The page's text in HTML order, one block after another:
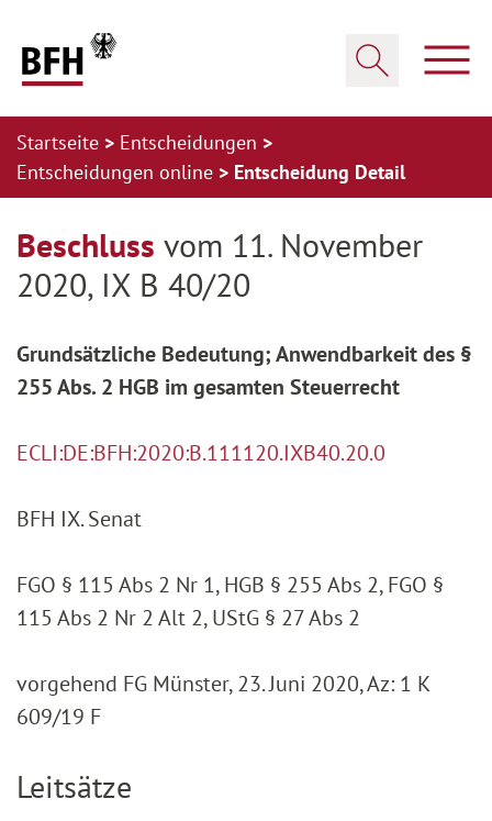
Startseite
Entscheidungen
Entscheidungen online
Entscheidung Detail
Beschluss vom 11. November
2020, IX B 40/20
Grundsätzliche Bedeutung; Anwendbarkeit des §
255 Abs. 2 HGB im gesamten Steuerrecht
ECLI:DE:BFH:2020:B.111120.IXB40.20.0
BFH IX. Senat
FGO § 115 Abs 2 Nr 1, HGB § 255 Abs 2, FGO §
115 Abs 2 Nr 2 Alt 2, UStG § 27 Abs 2
vorgehend FG Münster, 23. Juni 2020, Az: 1 K
609/19 F
Leitsätze